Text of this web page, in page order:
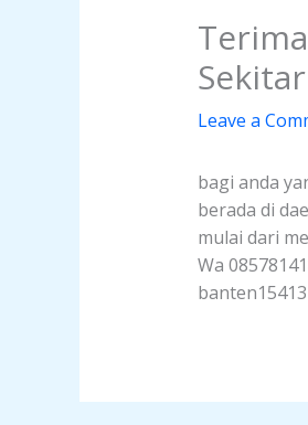
Leave a
bagi anda
berada di
mulai dari
Wa
banten15413